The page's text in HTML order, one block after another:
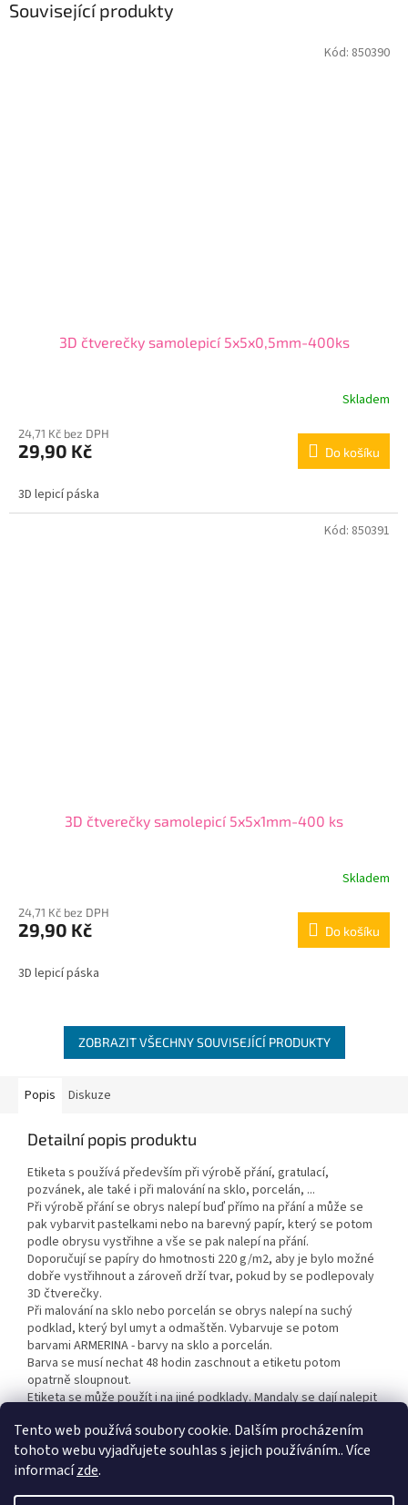
Tento web používá soubory cookie. Dalším procházením
tohoto webu vyjadřujete souhlas s jejich používáním.. Více
informacízde.
Související produkty
3D čtverečky samolepicí 5x5x0,5mm-400ks
Skladem
24,71 Kč bez DPH
29,90 Kč Do košíku
3D lepicí páska
Kód: 850390
3D čtverečky samolepicí 5x5x1mm-400 ks
Skladem
24,71 Kč bez DPH
29,90 Kč Do košíku
3D lepicí páska
Kód: 850391
ZOBRAZIT VŠECHNY SOUVISEJÍCÍ PRODUKTY
Popis Diskuze
Detailní popis produktu
Etiketa s používá především při výrobě přání, gratulací,
pozvánek, ale také i při malování na sklo, porcelán, ...
Při výrobě přání se obrys nalepí buď přímo na přání a může se
pak vybarvit pastelkami nebo na barevný papír, který se potom
podle obrysu vystřihne a vše se pak nalepí na přání.
Doporučují se papíry do hmotnosti 220 g/m2, aby je bylo možné
dobře vystřihnout a zároveň drží tvar, pokud by se podlepovaly
3D čtverečky.
Při malování na sklo nebo porcelán se obrys nalepí na suchý
podklad, který byl umyt a odmaštěn. Vybarvuje se potom
barvami ARMERINA - barvy na sklo a porcelán.
Barva se musí nechat 48 hodin zaschnout a etiketu potom
opatrně sloupnout.
Etiketa se může použít i na jiné podklady. Mandaly se dají nalepit